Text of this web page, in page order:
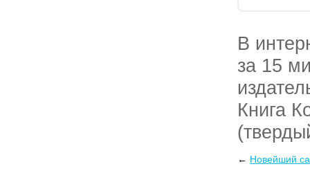
В
за 15
Книга
книги
← Новейший